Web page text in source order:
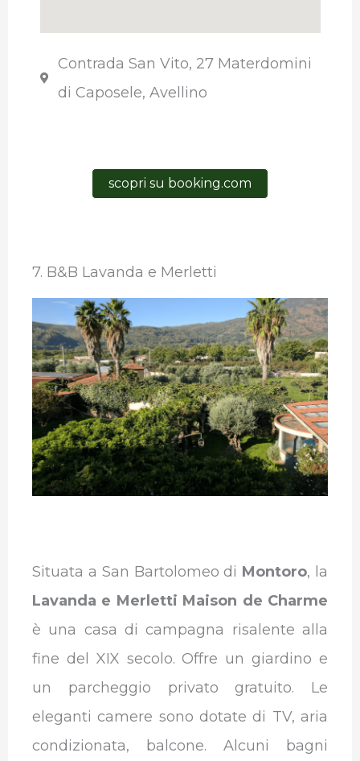
Contrada San Vito, 27 Materdomini
di Caposele, Avellino
scopri su booking.com
7. B&B Lavanda e Merletti
Situata a San Bartolomeo di Montoro, la
Lavanda e Merletti Maison de Charme
è una casa di campagna risalente alla
fine del XIX secolo. Offre un giardino e
un parcheggio privato gratuito. Le
eleganti camere sono dotate di TV, aria
condizionata, balcone. Alcuni bagni